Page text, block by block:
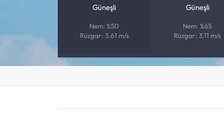
Güneşli
Nem: %50
Rüzgar: 3.61 m/s
Güneşli
Nem: %65
Rüzgar: 3.11 m/s